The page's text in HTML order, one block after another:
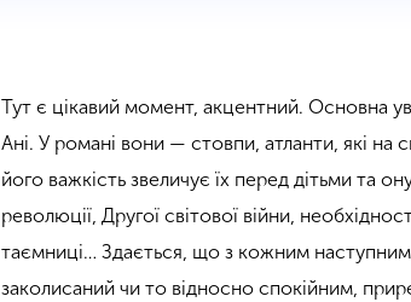
Тут є цікавий момент, акцентний. Основна
Ані. У романі вони — стовпи, атланти, які на
його важкість звеличує їх перед дітьми та
революції, Другої світової війни,
таємниці… Здається, що з кожним наступним
заколисаний чи то відносно спокійним,